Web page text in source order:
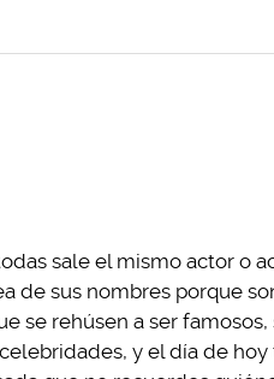
sale el mismo actor o
de sus nombres porque
se rehúsen a ser
y el día de